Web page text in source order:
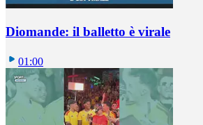
Diomande: il balletto è virale
01:00